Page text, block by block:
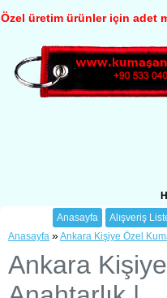
Özel üretim ürünler için adet
Anasayfa
Alışveriş
Anasayfa »Ankara Kişiye Özel
Ankara